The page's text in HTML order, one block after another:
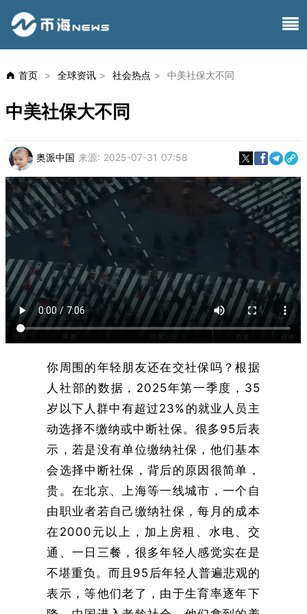
首页 > 全球资讯 > 社会热点 > 中美社保大不同
中美社保大不同
奥派中国 来源: 2025-07-31 07:58
你周围的年轻朋友还在交社保吗？根据
人社部的数据，2025年第一季度，35
岁以下人群中有超过23%的就业人员主
动选择不缴纳或中断社保。很多95后表
示，若是没有单位缴纳社保，他们基本
会选择中断社保，背后的原因很简单，
贵。在北京、上海等一线城市，一个自
由职业者若自己缴纳社保，每月的成本
在2000元以上，加上房租、水电、交
通、一日三餐，很多年轻人感觉实在是
不堪重负。而且95后年轻人普遍悲观的
表示，等他们老了，由于生育率逐年下